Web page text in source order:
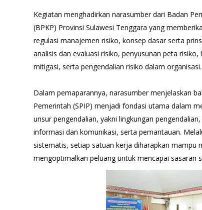
Kegiatan menghadirkan narasumber dari Badan
(BPKP) Provinsi Sulawesi Tenggara yang
regulasi manajemen risiko, konsep dasar serta
analisis dan evaluasi risiko, penyusunan peta
mitigasi, serta pengendalian risiko dalam organisasi.
Dalam pemaparannya, narasumber menjelaskan
Pemerintah (SPIP) menjadi fondasi utama dalam
unsur pengendalian, yakni lingkungan
informasi dan komunikasi, serta pemantauan.
sistematis, setiap satuan kerja diharapkan mampu
mengoptimalkan peluang untuk mencapai sasaran